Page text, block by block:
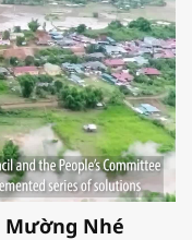
Nhé